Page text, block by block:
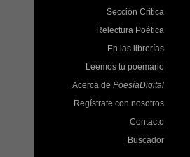
Sección Crítica
Relectura Poética
En las librerías
Leemos tu poemario
Acerca de PoesíaDigital
Regístrate con nosotros
Contacto
Buscador